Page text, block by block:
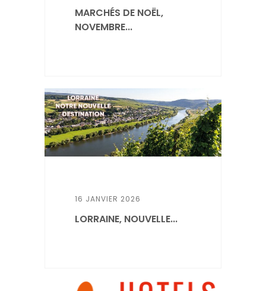
MARCHÉS DE NOËL,
NOVEMBRE...
16 JANVIER 2026
LORRAINE, NOUVELLE...